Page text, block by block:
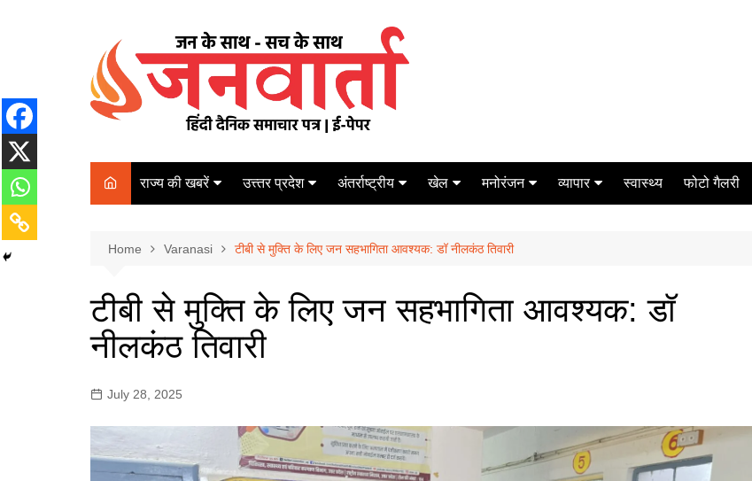
राज्य की खबरें
पटना
कोलकाता
नई दिल्ली
मुम्बई
उत्त्तर प्रदेश
कानपुर
आज़मगढ़
ग़ाज़ीपुर
लखनऊ
सोनभद्र
अंतर्राष्ट्रीय खेल
टेनिस
मनोरंजन
मिर्च मसाला
व्यापार स्वास्थ्य फोटो गैलरी
Home Varanasi टीबी से मुक्ति के लिए जन सहभागिता आवश्यक: डॉ नीलकंठ तिवारी
टीबी से मुक्ति के लिए जन सहभागिता आवश्यक: डॉ
नीलकंठ तिवारी
July 28, 2025